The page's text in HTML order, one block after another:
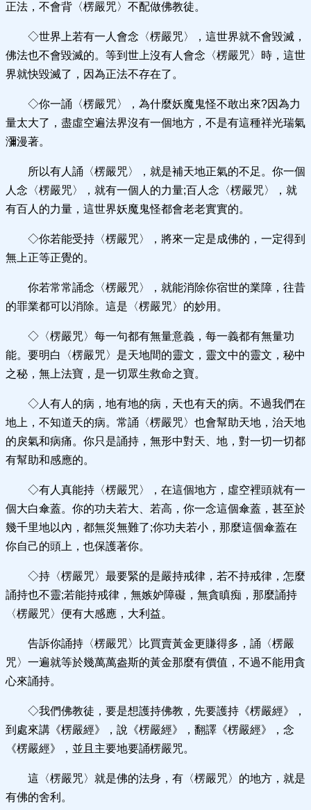
正法，不會背〈楞嚴咒〉不配做佛教徒。
◇世界上若有一人會念〈楞嚴咒〉，這世界就不會毀滅，
佛法也不會毀滅的。等到世上沒有人會念〈楞嚴咒〉時，這世
界就快毀滅了，因為正法不存在了。
◇你一誦〈楞嚴咒〉，為什麼妖魔鬼怪不敢出來?因為力
量太大了，盡虛空遍法界沒有一個地方，不是有這種祥光瑞氣
瀰漫著。
所以有人誦〈楞嚴咒〉，就是補天地正氣的不足。你一個
人念〈楞嚴咒〉，就有一個人的力量;百人念〈楞嚴咒〉，就
有百人的力量，這世界妖魔鬼怪都會老老實實的。
◇你若能受持〈楞嚴咒〉，將來一定是成佛的，一定得到
無上正等正覺的。
你若常常誦念〈楞嚴咒〉，就能消除你宿世的業障，往昔
的罪業都可以消除。這是〈楞嚴咒〉的妙用。
◇〈楞嚴咒〉每一句都有無量意義，每一義都有無量功
能。要明白〈楞嚴咒〉是天地間的靈文，靈文中的靈文，秘中
之秘，無上法寶，是一切眾生救命之寶。
◇人有人的病，地有地的病，天也有天的病。不過我們在
地上，不知道天的病。常誦〈楞嚴咒〉也會幫助天地，治天地
的戾氣和病痛。你只是誦持，無形中對天、地，對一切一切都
有幫助和感應的。
◇有人真能持〈楞嚴咒〉，在這個地方，虛空裡頭就有一
個大白傘蓋。你的功夫若大、若高，你一念這個傘蓋，甚至於
幾千里地以內，都無災無難了;你功夫若小，那麼這個傘蓋在
你自己的頭上，也保護著你。
◇持〈楞嚴咒〉最要緊的是嚴持戒律，若不持戒律，怎麼
誦持也不靈;若能持戒律，無嫉妒障礙，無貪瞋痴，那麼誦持
〈楞嚴咒〉便有大感應，大利益。
告訴你誦持〈楞嚴咒〉比買賣黃金更賺得多，誦〈楞嚴
咒〉一遍就等於幾萬萬盎斯的黃金那麼有價值，不過不能用貪
心來誦持。
◇我們佛教徒，要是想護持佛教，先要護持《楞嚴經》，
到處來講《楞嚴經》，說《楞嚴經》，翻譯《楞嚴經》，念
《楞嚴經》，並且主要地要誦楞嚴咒。
這〈楞嚴咒〉就是佛的法身，有〈楞嚴咒〉的地方，就是
有佛的舍利。